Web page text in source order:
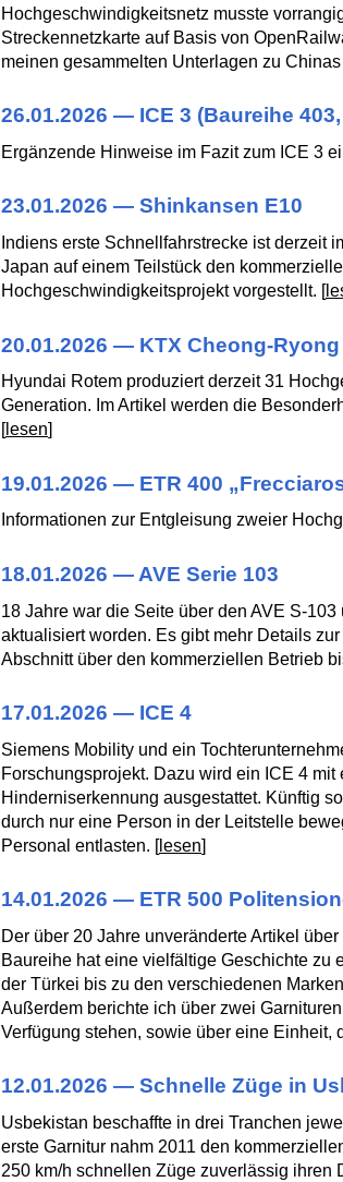
Hochgeschwindigkeitsnetz musste
Streckennetzkarte auf Basis von
meinen gesammelten Unterlagen zu
26.01.2026 — ICE 3 (Baureihe
Ergänzende Hinweise im Fazit zum ICE 3
23.01.2026 — Shinkansen E10
Indiens erste Schnellfahrstrecke ist derzeit
Japan auf einem Teilstück den
Hochgeschwindigkeitsprojekt vorgestellt. [
20.01.2026 — KTX Cheong-Ryong
Hyundai Rotem produziert derzeit 31
Generation. Im Artikel werden die
[lesen]
19.01.2026 — ETR 400
Informationen zur Entgleisung zweier
18.01.2026 — AVE Serie 103
18 Jahre war die Seite über den AVE S-
aktualisiert worden. Es gibt mehr Details
Abschnitt über den kommerziellen Betrieb
17.01.2026 — ICE 4
Siemens Mobility und ein
Forschungsprojekt. Dazu wird ein ICE 4
Hinderniserkennung ausgestattet. Künftig
durch nur eine Person in der Leitstelle
Personal entlasten. [lesen]
14.01.2026 — ETR 500
Der über 20 Jahre unveränderte Artikel
Baureihe hat eine vielfältige Geschichte zu
der Türkei bis zu den verschiedenen
Außerdem berichte ich über zwei
Verfügung stehen, sowie über eine
12.01.2026 — Schnelle Züge in
Usbekistan beschaffte in drei Tranchen
erste Garnitur nahm 2011 den
250 km/h schnellen Züge zuverlässig ihren